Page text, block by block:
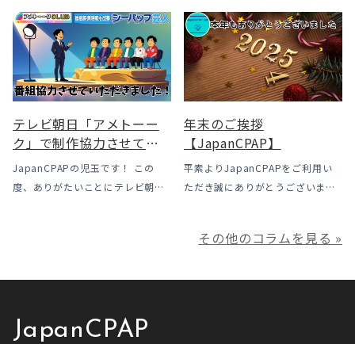
う選択肢
ルは下がった一方で、「続ける」
ための条件はこれまでより厳しく
なっています。この記事では、何
がどう変わったのかを患者様の立
場で […]
露」についてのお話をさせて頂き
ます。 我々の拠点の北陸はCPAP
使用時に「乾燥・寒さ・結露」が
起こりやすい地域です、その […]
テレビ朝日「アメトーー
ク」で制作協力させてい
ただきました
JapanCPAPの児玉です！ この
度、ありがたいことにテレビ朝日
ク様は長い歴史があり、私も大
年末のご挨拶
【JapanCPAP】
平素よりJapanCPAPをご利用い
ただき誠にありがとうございま
利用いただき本当にありがとうご
満足いただけるサービスを提供さ
その他のコラムを見る »
JapanCPAP